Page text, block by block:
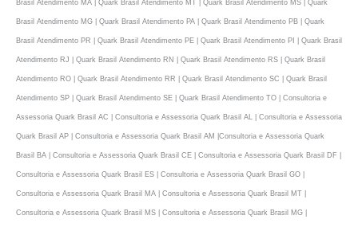
Brasil Atendimento MA | Quark Brasil Atendimento MT | Quark Brasil Atendimento MS | Quark
Brasil Atendimento MG | Quark Brasil Atendimento PA | Quark Brasil Atendimento PB | Quark
Brasil Atendimento PR | Quark Brasil Atendimento PE | Quark Brasil Atendimento PI | Quark Brasil
Atendimento RJ | Quark Brasil Atendimento RN | Quark Brasil Atendimento RS | Quark Brasil
Atendimento RO | Quark Brasil Atendimento RR | Quark Brasil Atendimento SC | Quark Brasil
Atendimento SP | Quark Brasil Atendimento SE | Quark Brasil Atendimento TO | Consultoria e
Assessoria Quark Brasil AC | Consultoria e Assessoria Quark Brasil AL | Consultoria e Assessoria
Quark Brasil AP | Consultoria e Assessoria Quark Brasil AM |Consultoria e Assessoria Quark
Brasil BA | Consultoria e Assessoria Quark Brasil CE | Consultoria e Assessoria Quark Brasil DF |
Consultoria e Assessoria Quark Brasil ES | Consultoria e Assessoria Quark Brasil GO |
Consultoria e Assessoria Quark Brasil MA | Consultoria e Assessoria Quark Brasil MT |
Consultoria e Assessoria Quark Brasil MS | Consultoria e Assessoria Quark Brasil MG |